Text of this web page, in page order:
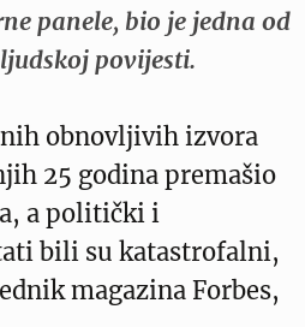
panele, bio je jedna od
povijesti.
obnovljivih izvora
25 godina premašio
a politički i
bili su katastrofalni,
magazina Forbes,